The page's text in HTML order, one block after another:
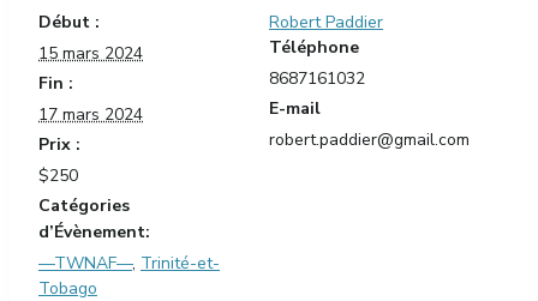
Début :
15 mars 2024
Fin :
17 mars 2024
Prix :
$250
Catégories
d’Évènement:
—TWNAF—, Trinité-et-
Tobago
Robert Paddier
Téléphone
8687161032
E-mail
robert.paddier@gmail.com